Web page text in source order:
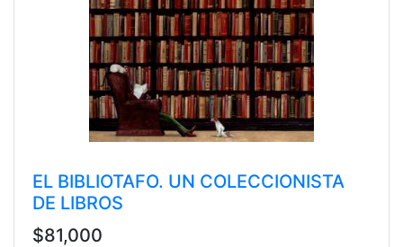
EL BIBLIOTAFO. UN COLECCIONISTA
DE LIBROS
$81,000